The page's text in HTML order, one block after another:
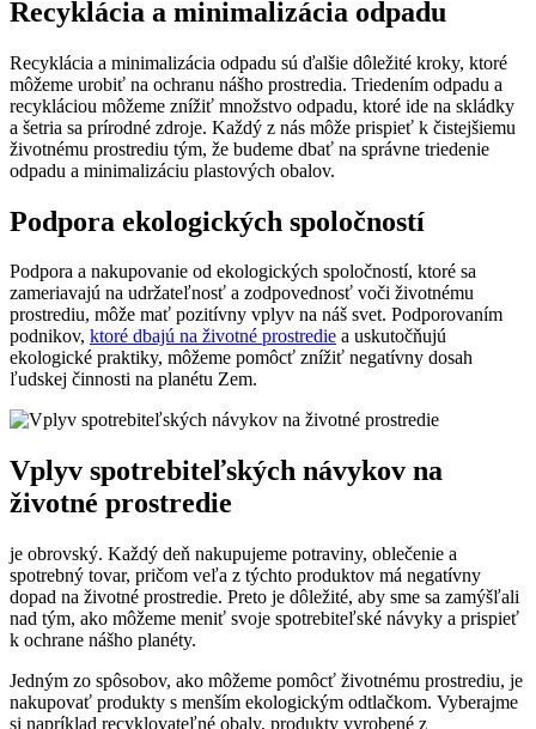
Recyklácia a minimalizácia ‍odpadu
Recyklácia a minimalizácia odpadu sú ďalšie dôležité kroky, ktoré
môžeme urobiť na ochranu nášho⁤ prostredia. Triedením odpadu ⁤a
recykláciou ⁣môžeme znížiť množstvo odpadu, ktoré ide na skládky
a šetria sa prírodné zdroje. ‌Každý z nás môže ‌prispieť‌ k čistejšiemu
životnému prostrediu tým, že budeme dbať na správne triedenie
odpadu a minimalizáciu⁢ plastových obalov.
Podpora ekologických spoločností
Podpora a nakupovanie ‌od ekologických spoločností, ktoré sa
zameriavajú na udržateľnosť ​a zodpovednosť voči životnému
prostrediu, môže mať pozitívny vplyv na náš ‌svet. Podporovaním
podnikov, ktoré dbajú na životné prostredie a uskutočňujú
ekologické praktiky, môžeme ‌pomôcť znížiť ​negatívny dosah
ľudskej činnosti‌ na ⁤planétu Zem.
Vplyv spotrebiteľských návykov na
životné‌ prostredie
je obrovský. Každý deň​ nakupujeme potraviny, ⁤oblečenie a
spotrebný‍ tovar, pričom veľa‍ z týchto‍ produktov má⁢ negatívny
dopad na životné prostredie. ⁢Preto je dôležité, aby sme sa ⁣zamýšľali
nad ‌tým, ako môžeme meniť‌ svoje spotrebiteľské návyky a prispieť
k ochrane nášho planéty.
Jedným zo spôsobov, ako môžeme pomôcť životnému prostrediu, je
‍nakupovať produkty s⁤ menším‌ ekologickým odtlačkom. Vyberajme‍
si napríklad recyklovateľné obaly, ⁤produkty vyrobené z